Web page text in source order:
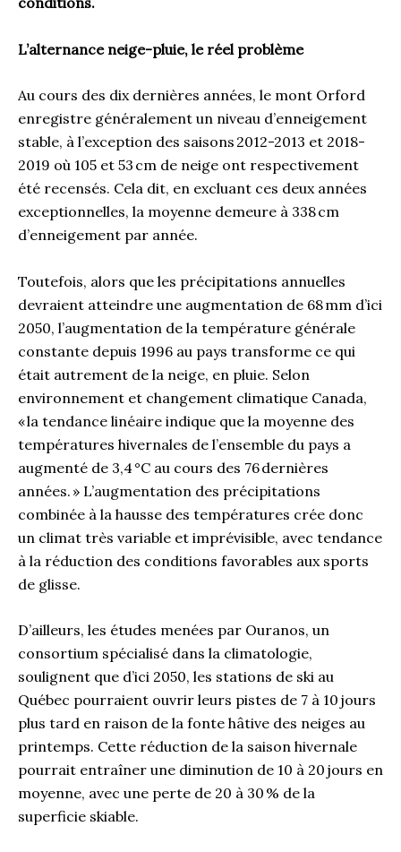
L’alternance neige-pluie, le réel problème
Au cours des dix dernières années, le mont Orford
enregistre généralement un niveau d’enneigement
stable, à l’exception des saisons 2012-2013 et 2018-
2019 où 105 et 53 cm de neige ont respectivement
été recensés. Cela dit, en excluant ces deux années
exceptionnelles, la moyenne demeure à 338 cm
d’enneigement par année.
Toutefois, alors que les précipitations annuelles
devraient atteindre une augmentation de 68 mm d’ici
2050, l’augmentation de la température générale
constante depuis 1996 au pays transforme ce qui
était autrement de la neige, en pluie. Selon
environnement et changement climatique Canada,
« la tendance linéaire indique que la moyenne des
températures hivernales de l’ensemble du pays a
augmenté de 3,4 °C au cours des 76 dernières
années. » L’augmentation des précipitations
combinée à la hausse des températures crée donc
un climat très variable et imprévisible, avec tendance
à la réduction des conditions favorables aux sports
de glisse.
D’ailleurs, les études menées par Ouranos, un
consortium spécialisé dans la climatologie,
soulignent que d’ici 2050, les stations de ski au
Québec pourraient ouvrir leurs pistes de 7 à 10 jours
plus tard en raison de la fonte hâtive des neiges au
printemps. Cette réduction de la saison hivernale
pourrait entraîner une diminution de 10 à 20 jours en
moyenne, avec une perte de 20 à 30 % de la
superficie skiable.